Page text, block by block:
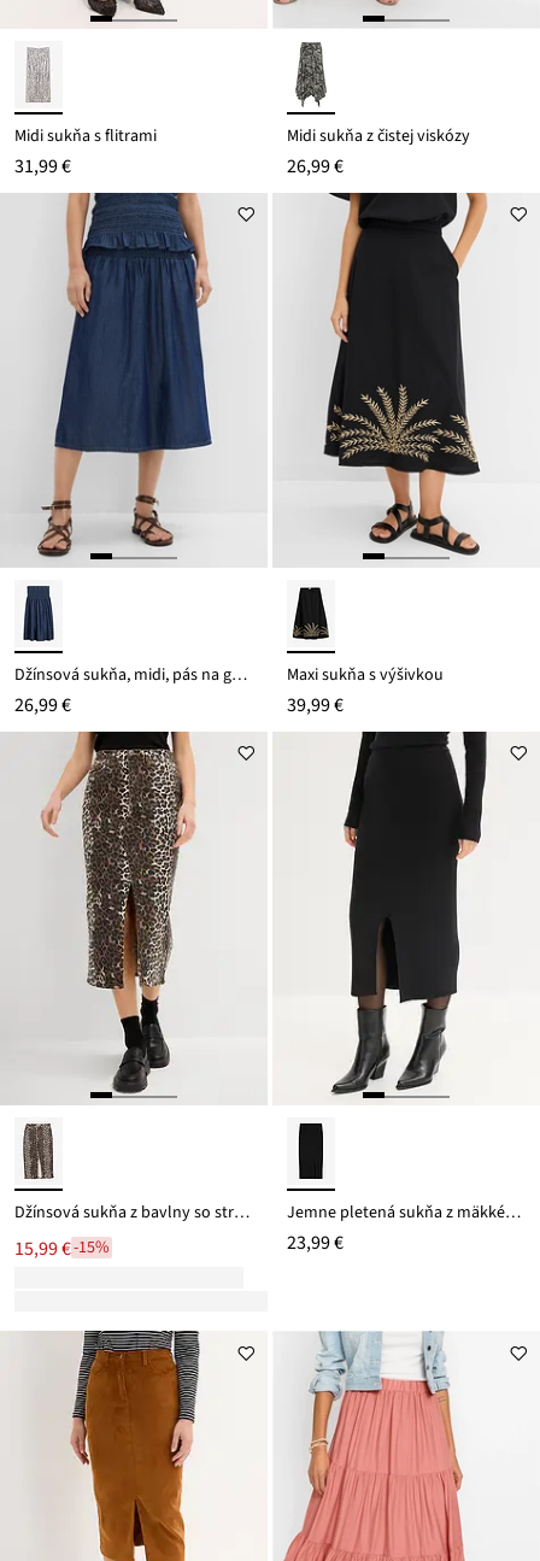
Midi sukňa s flitrami
31,99 €
Midi sukňa z čistej viskózy
26,99 €
Džínsová sukňa, midi, pás na gumu
26,99 €
Maxi sukňa s výšivkou
39,99 €
Džínsová sukňa z bavlny so strečom
15,99 €-15%
Jemne pletená sukňa z mäkkého viskózového mixu
23,99 €